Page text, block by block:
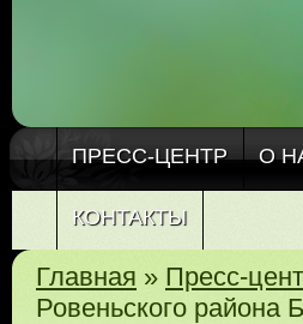
ПРЕСС-ЦЕНТР О
КОНТАКТЫ
Главная » Пресс-
Ровеньского района